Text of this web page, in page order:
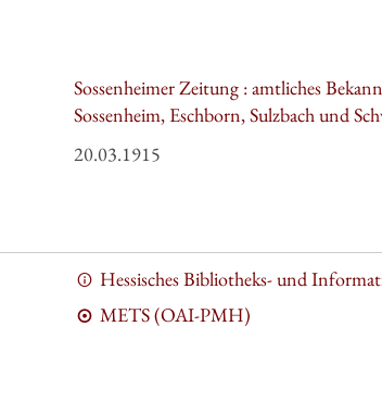
Sossenheimer Zeitung : amtliches
Sossenheim, Eschborn, Sulzbach und
20.03.1915
Hessisches Bibliotheks- und
METS (OAI-PMH)